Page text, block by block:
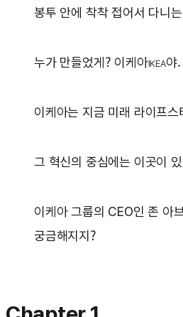
봉투 안에 착착 접어서 다니
누가 만들었게? 이케아IKEA야.
이케아는 지금 미래 라이프
그 혁신의 중심에는 이곳이
이케아 그룹의 CEO인 존 아
궁금해지지?